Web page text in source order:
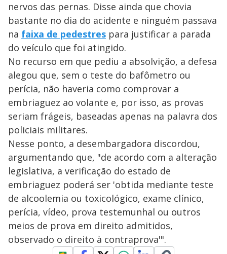
nervos das pernas. Disse ainda que chovia
bastante no dia do acidente e ninguém passava
na faixa de pedestres para justificar a parada
do veículo que foi atingido.
No recurso em que pediu a absolvição, a defesa
alegou que, sem o teste do bafômetro ou
perícia, não haveria como comprovar a
embriaguez ao volante e, por isso, as provas
seriam frágeis, baseadas apenas na palavra dos
policiais militares.
Nesse ponto, a desembargadora discordou,
argumentando que, "de acordo com a alteração
legislativa, a verificação do estado de
embriaguez poderá ser 'obtida mediante teste
de alcoolemia ou toxicológico, exame clínico,
perícia, vídeo, prova testemunhal ou outros
meios de prova em direito admitidos,
observado o direito à contraprova'".